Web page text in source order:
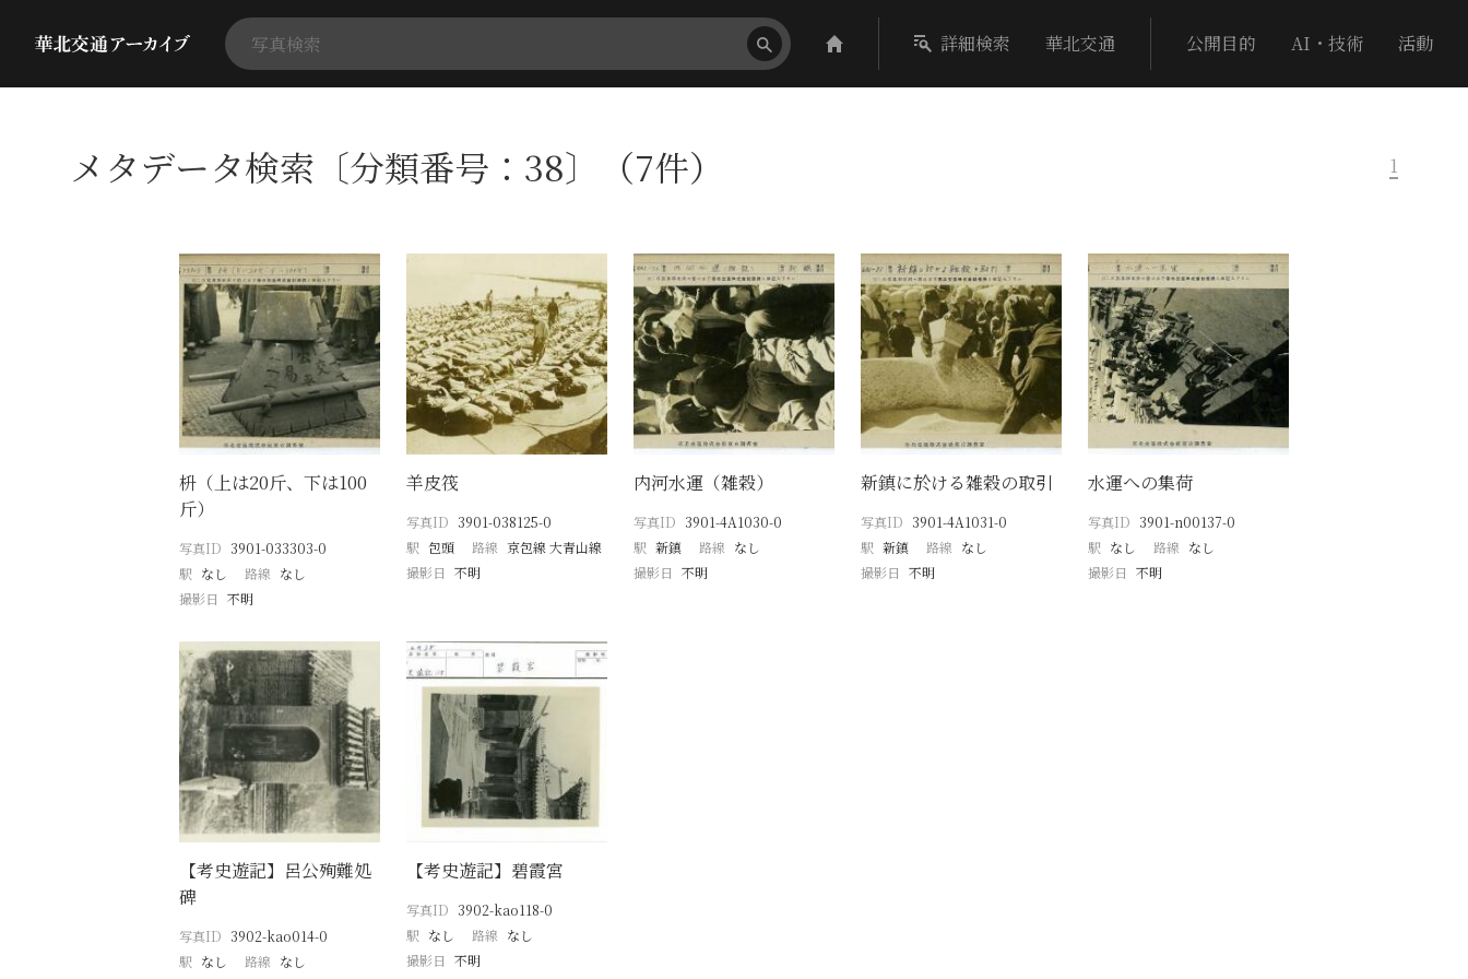
詳細検索 華北交通 公開目的 AI・技術 活動
メタデータ検索〔分類番号：38〕（7件） 1
枡（上は20斤、下は100
斤）
写真ID 3901-033303-0
駅 なし 路線 なし
撮影日 不明
羊皮筏
写真ID 3901-038125-0
駅 包頭 路線 京包線 大青山線
撮影日 不明
内河水運（雑穀）
写真ID 3901-4A1030-0
駅 新鎮 路線 なし
撮影日 不明
新鎮に於ける雑穀の取引
写真ID 3901-4A1031-0
駅 新鎮 路線 なし
撮影日 不明
水運への集荷
写真ID 3901-n00137-0
駅 なし 路線 なし
撮影日 不明
【考史遊記】呂公殉難処
碑
写真ID 3902-kao014-0
駅 なし 路線 なし
【考史遊記】碧霞宮
写真ID 3902-kao118-0
駅 なし 路線 なし
撮影日 不明